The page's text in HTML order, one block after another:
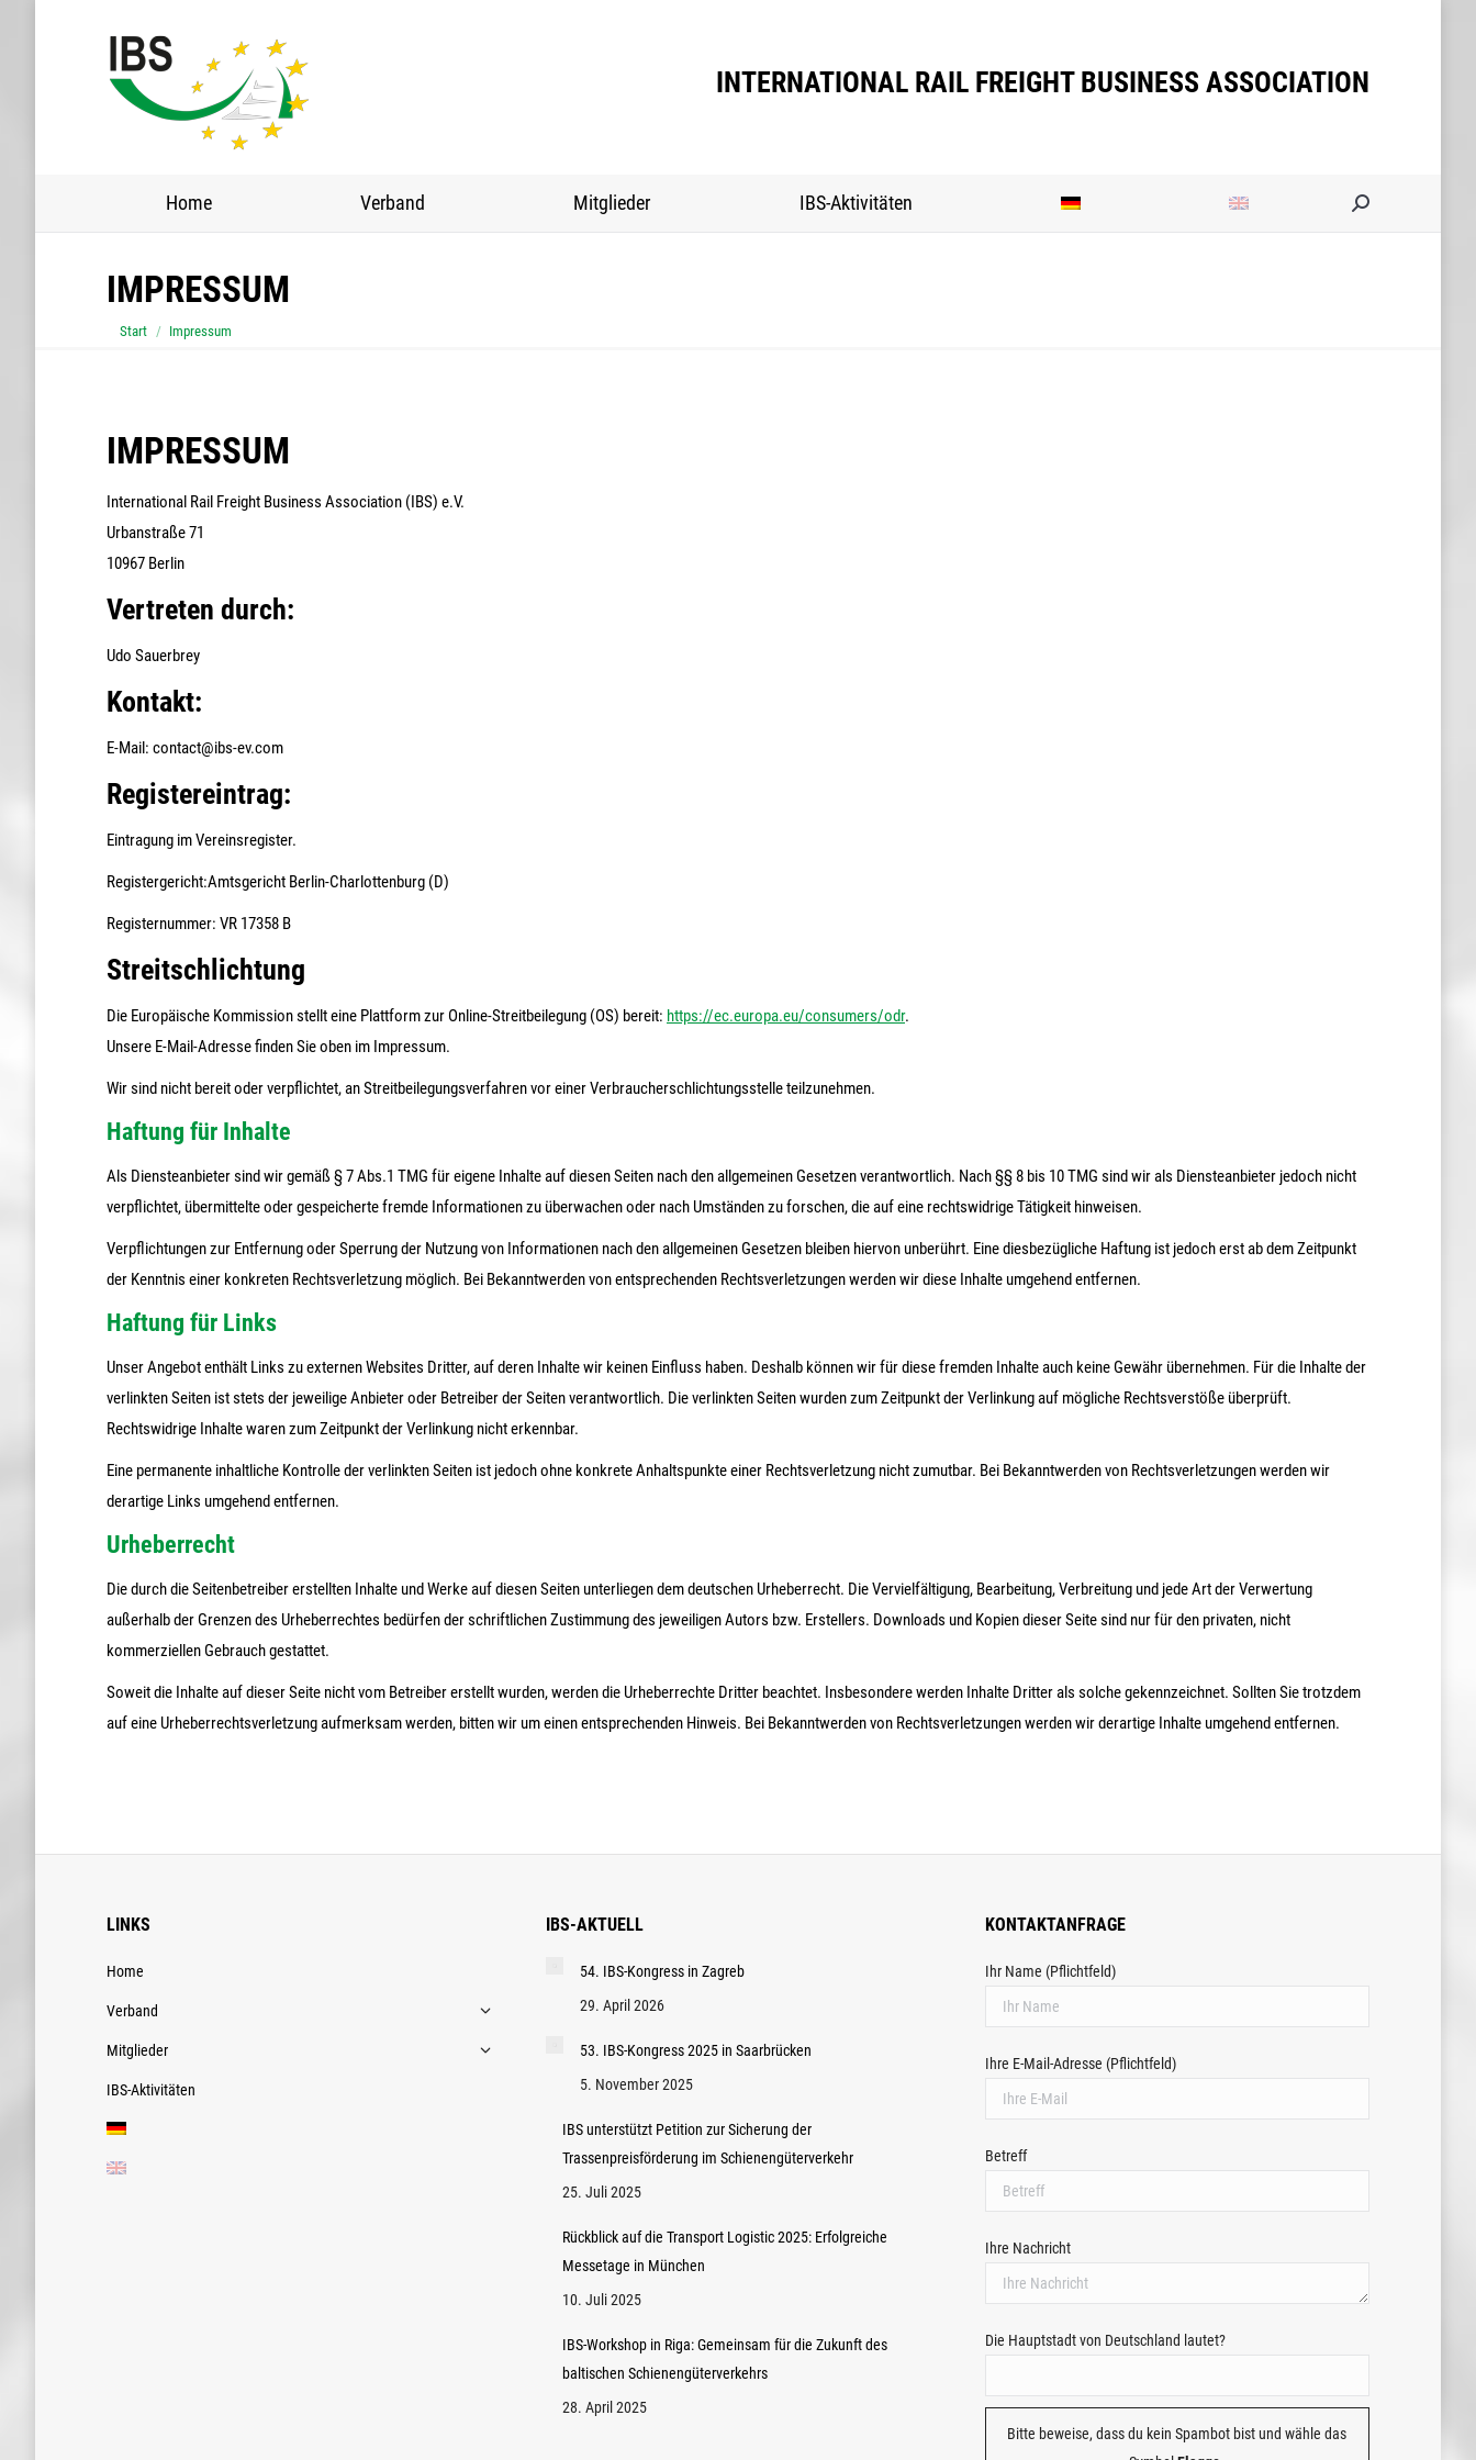
INTERNATIONAL RAIL FREIGHT BUSINESS ASSOCIATION
Home Verband Mitglieder IBS-Aktivitäten Search:
IMPRESSUM
Sie befinden sich hier:
Start Impressum
IMPRESSUM
International Rail Freight Business Association (IBS) e.V.
Urbanstraße 71
10967 Berlin
Vertreten durch:
Udo Sauerbrey
Kontakt:
E-Mail: contact@ibs-ev.com
Registereintrag:
Eintragung im Vereinsregister.
Registergericht:Amtsgericht Berlin-Charlottenburg (D)
Registernummer: VR 17358 B
Streitschlichtung
Die Europäische Kommission stellt eine Plattform zur Online-Streitbeilegung (OS) bereit: https://ec.europa.eu/consumers/odr.
Unsere E-Mail-Adresse finden Sie oben im Impressum.
Wir sind nicht bereit oder verpflichtet, an Streitbeilegungsverfahren vor einer Verbraucherschlichtungsstelle teilzunehmen.
Haftung für Inhalte
Als Diensteanbieter sind wir gemäß § 7 Abs.1 TMG für eigene Inhalte auf diesen Seiten nach den allgemeinen Gesetzen verantwortlich. Nach §§ 8 bis 10 TMG sind wir als Diensteanbieter jedoch nicht
verpflichtet, übermittelte oder gespeicherte fremde Informationen zu überwachen oder nach Umständen zu forschen, die auf eine rechtswidrige Tätigkeit hinweisen.
Verpflichtungen zur Entfernung oder Sperrung der Nutzung von Informationen nach den allgemeinen Gesetzen bleiben hiervon unberührt. Eine diesbezügliche Haftung ist jedoch erst ab dem Zeitpunkt
der Kenntnis einer konkreten Rechtsverletzung möglich. Bei Bekanntwerden von entsprechenden Rechtsverletzungen werden wir diese Inhalte umgehend entfernen.
Haftung für Links
Unser Angebot enthält Links zu externen Websites Dritter, auf deren Inhalte wir keinen Einfluss haben. Deshalb können wir für diese fremden Inhalte auch keine Gewähr übernehmen. Für die Inhalte der
verlinkten Seiten ist stets der jeweilige Anbieter oder Betreiber der Seiten verantwortlich. Die verlinkten Seiten wurden zum Zeitpunkt der Verlinkung auf mögliche Rechtsverstöße überprüft.
Rechtswidrige Inhalte waren zum Zeitpunkt der Verlinkung nicht erkennbar.
Eine permanente inhaltliche Kontrolle der verlinkten Seiten ist jedoch ohne konkrete Anhaltspunkte einer Rechtsverletzung nicht zumutbar. Bei Bekanntwerden von Rechtsverletzungen werden wir
derartige Links umgehend entfernen.
Urheberrecht
Die durch die Seitenbetreiber erstellten Inhalte und Werke auf diesen Seiten unterliegen dem deutschen Urheberrecht. Die Vervielfältigung, Bearbeitung, Verbreitung und jede Art der Verwertung
außerhalb der Grenzen des Urheberrechtes bedürfen der schriftlichen Zustimmung des jeweiligen Autors bzw. Erstellers. Downloads und Kopien dieser Seite sind nur für den privaten, nicht
kommerziellen Gebrauch gestattet.
Soweit die Inhalte auf dieser Seite nicht vom Betreiber erstellt wurden, werden die Urheberrechte Dritter beachtet. Insbesondere werden Inhalte Dritter als solche gekennzeichnet. Sollten Sie trotzdem
auf eine Urheberrechtsverletzung aufmerksam werden, bitten wir um einen entsprechenden Hinweis. Bei Bekanntwerden von Rechtsverletzungen werden wir derartige Inhalte umgehend entfernen.
LINKS
Home
Verband
Mitglieder
IBS-Aktivitäten
IBS-AKTUELL
54. IBS-Kongress in Zagreb
29. April 2026
53. IBS-Kongress 2025 in Saarbrücken
5. November 2025
IBS unterstützt Petition zur Sicherung der
Trassenpreisförderung im Schienengüterverkehr
25. Juli 2025
Rückblick auf die Transport Logistic 2025: Erfolgreiche
Messetage in München
10. Juli 2025
IBS-Workshop in Riga: Gemeinsam für die Zukunft des
baltischen Schienengüterverkehrs
28. April 2025
KONTAKTANFRAGE
Ihr Name (Pflichtfeld)
Ihre E-Mail-Adresse (Pflichtfeld)
Betreff
Ihre Nachricht
Die Hauptstadt von Deutschland lautet?
Bitte beweise, dass du kein Spambot bist und wähle das